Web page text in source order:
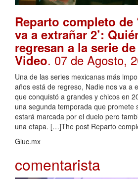
Reparto completo de
va a extrañar 2’:
regresan a la serie
Video. 07 de Agosto,
Una de las series mexicanas más
años está de regreso, Nadie nos va a
que conquistó a grandes y chicos en
una segunda temporada que promete
estará marcada por el duelo pero
una etapa. […]The post Reparto
Gluc.mx
comentarista